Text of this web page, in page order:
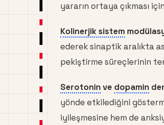
yararın ortaya çıkması
Kolinerjik sistem
ederek sinaptik aralıkta
pekiştirme süreçlerinin
Serotonin ve dopamin
yönde etkilediğini
iyileşmesine hem de